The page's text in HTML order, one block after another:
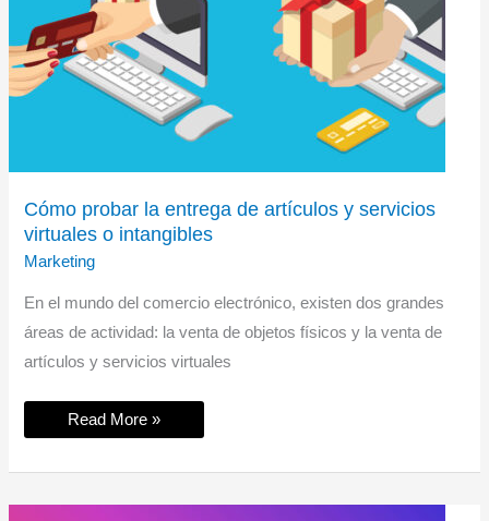
Cómo probar la entrega de artículos y servicios
virtuales o intangibles
Marketing
En el mundo del comercio electrónico, existen dos grandes
áreas de actividad: la venta de objetos físicos y la venta de
artículos y servicios virtuales
Cómo
y
Read More »